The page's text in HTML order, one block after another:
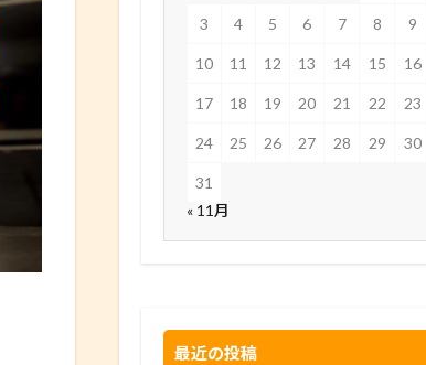
3 4 5 6 7 8 9
10 11 12 13 14 15 16
17 18 19 20 21 22 23
24 25 26 27 28 29 30
31
« 11月
最近の投稿